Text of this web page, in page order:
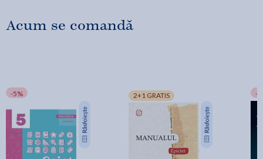
Acum se comandă
-5% 2+1 GRATIS -